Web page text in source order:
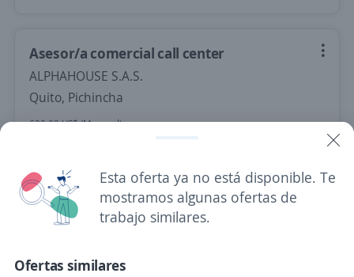
Asesor/a comercial call center
ALPHAHOUSE S.A.S.
Quito, Pichincha
600,00 US$ (Mensual)
Asesor/a comercial
Esta oferta ya no está disponible. Te
mostramos algunas ofertas de
trabajo similares.
Ofertas similares